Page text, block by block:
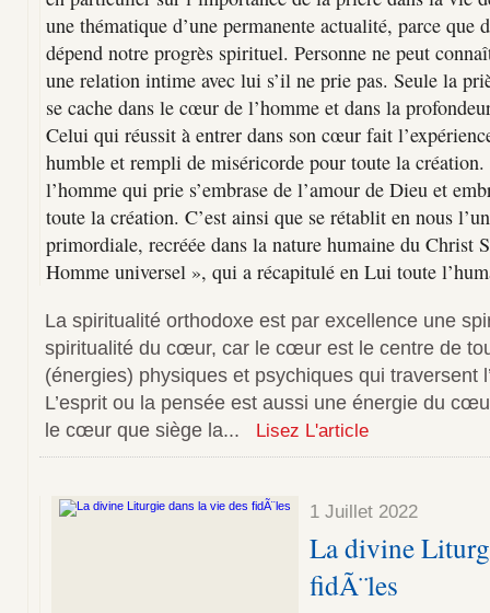
une thématique d’une permanente actualité, parce que
dépend notre progrès spirituel. Personne ne peut
une relation intime avec lui s’il ne prie pas. Seule la
se cache dans le cœur de l’homme et dans la
Celui qui réussit à entrer dans son cœur fait
humble et rempli de miséricorde pour toute la
l’homme qui prie s’embrase de l’amour de Dieu et
toute la création. C’est ainsi que se rétablit en nous
primordiale, recréée dans la nature humaine du Christ
Homme universel », qui a récapitulé en Lui toute
La spiritualité orthodoxe est par excellence une
spiritualité du cœur, car le cœur est le centre de
(énergies) physiques et psychiques qui traversent
L’esprit ou la pensée est aussi une énergie du
le cœur que siège la...
Lisez L'article
1 Juillet 2022
La divine
fidÃ¨les